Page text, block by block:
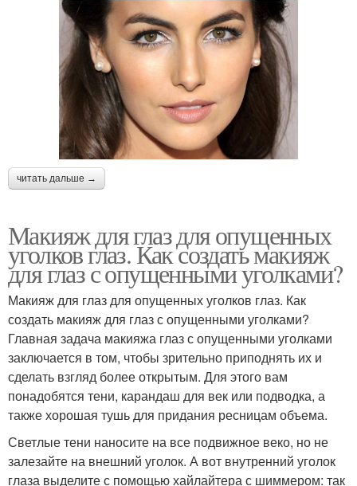
читать дальше →
Макияж для глаз для опущенных
уголков глаз. Как создать макияж
для глаз с опущенными уголками?
Макияж для глаз для опущенных уголков глаз. Как
создать макияж для глаз с опущенными уголками?
Главная задача макияжа глаз с опущенными уголками
заключается в том, чтобы зрительно приподнять их и
сделать взгляд более открытым. Для этого вам
понадобятся тени, карандаш для век или подводка, а
также хорошая тушь для придания ресницам объема.
Светлые тени наносите на все подвижное веко, но не
залезайте на внешний уголок. А вот внутренний уголок
глаза выделите с помощью хайлайтера с шиммером: так